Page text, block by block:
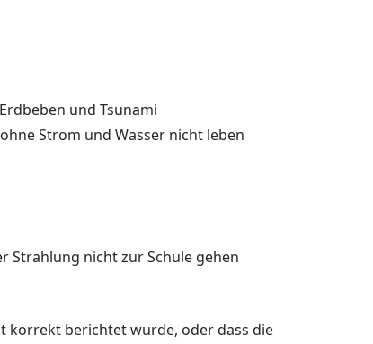
und Tsunami
Strom und Wasser nicht leben
Strahlung nicht zur Schule gehen
korrekt berichtet wurde, oder dass die